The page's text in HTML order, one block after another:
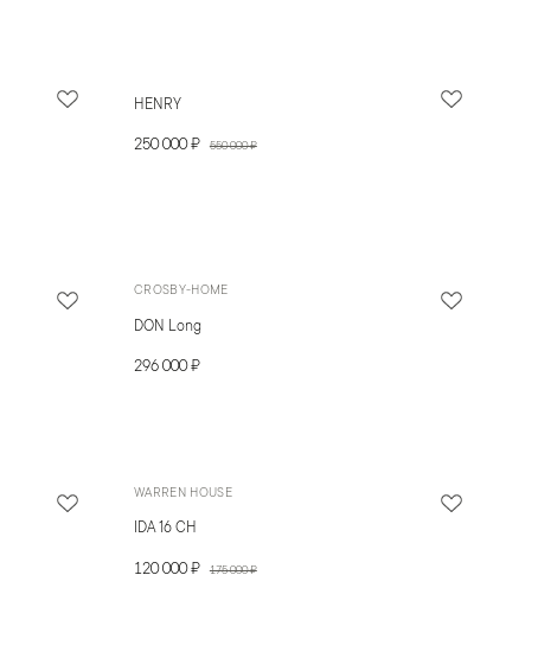
HENRY
250 000 ₽ 550 000 ₽
CROSBY-HOME
DON Long
296 000 ₽
WARREN HOUSE
IDA 16 CH
120 000 ₽ 175 000 ₽